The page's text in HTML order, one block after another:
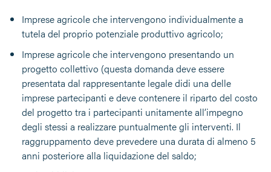
Imprese agricole che intervengono individualmente a
tutela del proprio potenziale produttivo agricolo;
Imprese agricole che intervengono presentando un
progetto collettivo (questa domanda deve essere
presentata dal rappresentante legale didi una delle
imprese partecipanti e deve contenere il riparto del costo
del progetto tra i partecipanti unitamente all’impegno
degli stessi a realizzare puntualmente gli interventi. Il
raggruppamento deve prevedere una durata di almeno 5
anni posteriore alla liquidazione del saldo;